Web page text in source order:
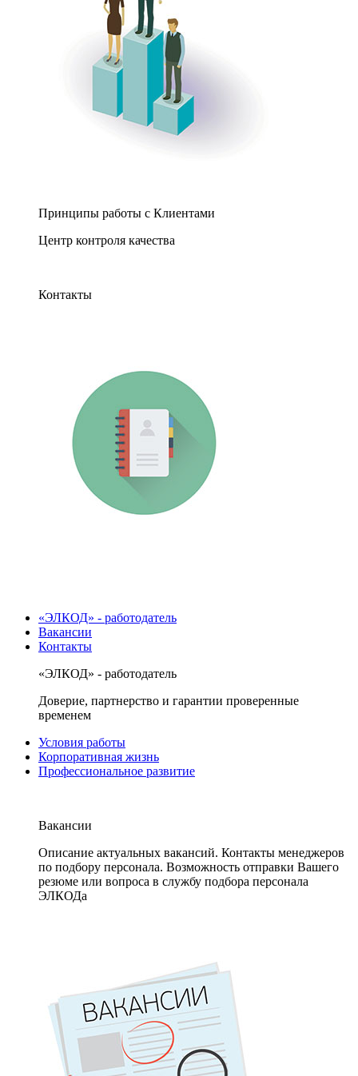
Принципы работы с Клиентами
Центр контроля качества
Контакты
«ЭЛКОД» - работодатель
Вакансии
Контакты
«ЭЛКОД» - работодатель
Доверие, партнерство и гарантии проверенные
временем
Условия работы
Корпоративная жизнь
Профессиональное развитие
Вакансии
Описание актуальных вакансий. Контакты менеджеров
по подбору персонала. Возможность отправки Вашего
резюме или вопроса в службу подбора персонала
ЭЛКОДа